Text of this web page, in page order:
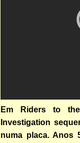
Em Riders to
Investigation
numa placa. Anos